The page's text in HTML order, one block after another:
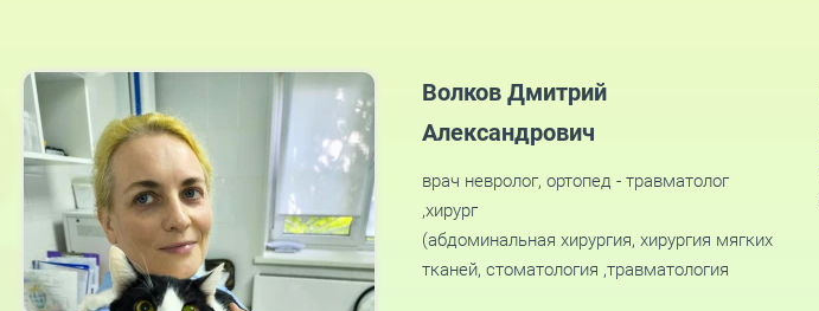
Волков Дмитрий
Александрович
врач невролог, ортопед - травматолог
,хирург
(абдоминальная хирургия, хирургия мягких
тканей, стоматология ,травматология